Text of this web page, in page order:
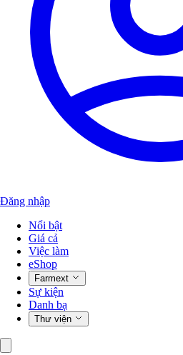
Đăng nhập
Nổi bật
Giá cả
Việc làm
eShop
Farmext
Sự kiện
Danh bạ
Thư viện